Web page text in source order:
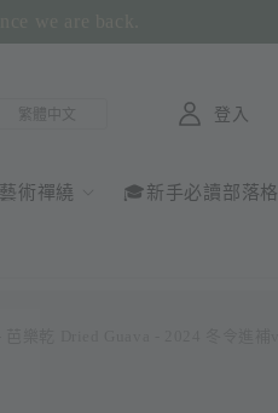
術禪繞 🎓新手必讀部落格
登入